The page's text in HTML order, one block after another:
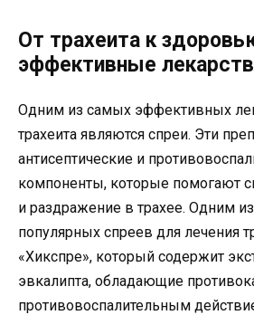
От трахеита к
эффективные
Одним из самых эффективных
трахеита являются спреи. Эти
антисептические и
компоненты, которые помогают
и раздражение в трахее. Одним
популярных спреев для лечения
«Хикспре», который содержит
эвкалипта, обладающие
противовоспалительным